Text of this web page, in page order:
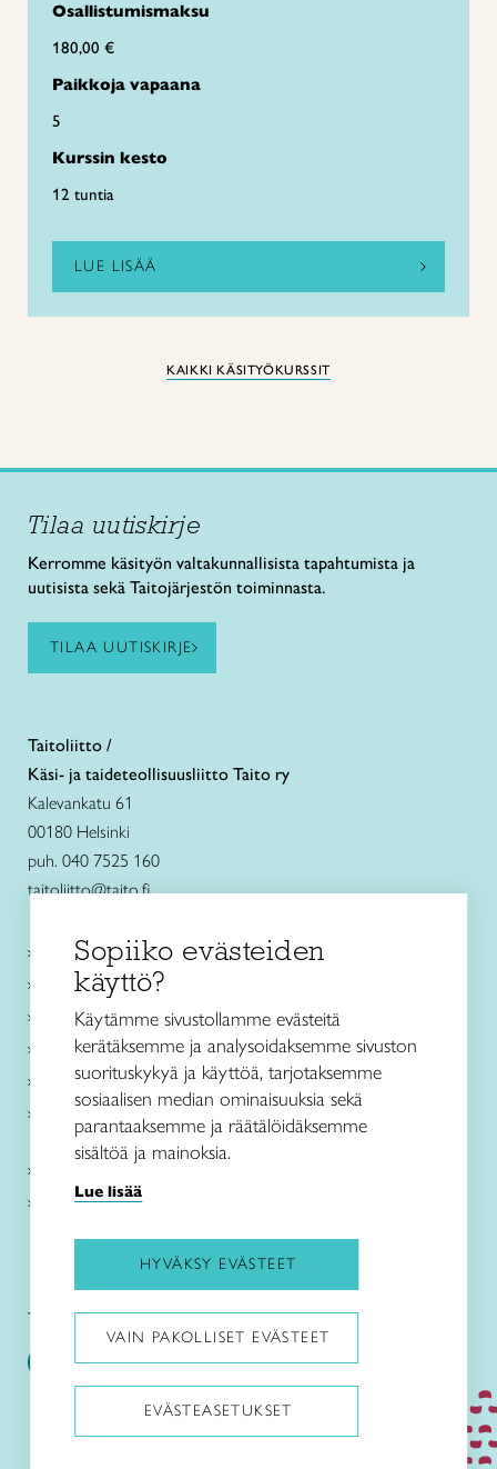
Osallistumismaksu
180,00 €
Paikkoja vapaana
5
Kurssin kesto
12 tuntia
LUE LISÄÄ
KAIKKI KÄSITYÖKURSSIT
Tilaa uutiskirje
Kerromme käsityön valtakunnallisista tapahtumista ja
uutisista sekä Taitojärjestön toiminnasta.
TILAA UUTISKIRJE
Taitoliitto /
Käsi- ja taideteollisuusliitto Taito ry
Kalevankatu 61
00180 Helsinki
puh. 040 7525 160
taitoliitto@taito.fi
Käsityökurssit ja koulutus
Ajankohtaista
Käsityöohjeet
Me olemme Taito
Paikallinen toiminta
Verkkokaupat
Kirjaudu Arviin
Kirjaudu Taitocampukseen
Taitoliitto: Taito-lehti:
Sopiiko evästeiden
käyttö?
Käytämme sivustollamme evästeitä
kerätäksemme ja analysoidaksemme sivuston
suorituskykyä ja käyttöä, tarjotaksemme
sosiaalisen median ominaisuuksia sekä
parantaaksemme ja räätälöidäksemme
sisältöä ja mainoksia.
Lue lisää
HYVÄKSY EVÄSTEET
VAIN PAKOLLISET EVÄSTEET
EVÄSTEASETUKSET